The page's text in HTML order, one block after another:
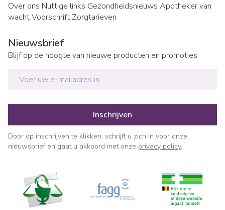
Over ons Nuttige links Gezondheidsnieuws Apotheker van
wachtVoorschrift Zorgtarieven
Nieuwsbrief
Blijf op de hoogte van nieuwe producten en promoties
Inschrijven
Door op inschrijven te klikken, schrijft u zich in voor onze
nieuwsbrief en gaat u akkoord met onze privacy policy.